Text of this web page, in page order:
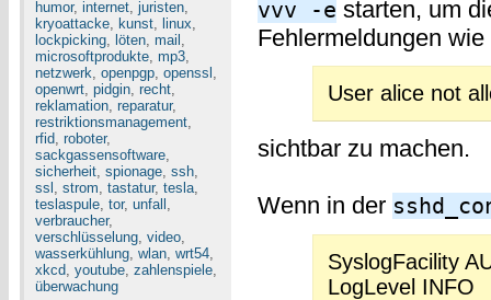
humor, internet, juristen,
kryoattacke, kunst, linux,
lockpicking, löten, mail ,
microsoftprodukte, mp3,
netzwerk, openpgp, openssl ,
openwrt, pidgin, recht,
reklamation, reparatur,
restriktionsmanagement,
rfid, roboter,
sackgassensoftware,
sicherheit, spionage, ssh,
ssl , strom, tastatur, tesla,
teslaspule, tor, unfall ,
verbraucher,
verschlüsselung, video,
wasserkühlung, wlan, wrt54,
xkcd, youtube, zahlenspiele,
überwachung
vvv -e starten, um
Fehlermeldungen wie
User alice not
sichtbar zu machen.
Wenn in der
SyslogFacility
LogLevel INFO